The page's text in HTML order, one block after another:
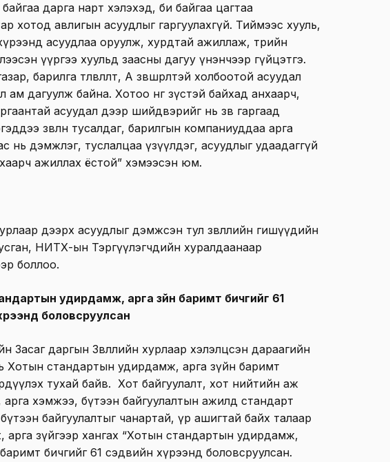
дарга нарт хэлэхэд, би байгаа цагтаа
хотод авлигын асуудлыг гаргуулахгүй. Тиймээс хууль,
асуудлаа оруулж, хурдтай ажиллаж, төрийн
үүргээ хуульд заасны дагуу үнэнчээр гүйцэтгэ.
барилга төлөвлөлт, А зөвшөөрөлтэй холбоотой асуудал
ам дагуулж байна. Хотоо өнгө зүстэй байхад анхаарч,
асуудал дээр шийдвэрийг нь зөв гаргаад
зөвлөн тусалдаг, барилгын компаниуддаа арга
нь дэмжлэг, туслалцаа үзүүлдэг, асуудлыг удаадаггүй
ажиллах ёстой” хэмээсэн юм.
дээрх асуудлыг дэмжсэн тул зөвлөлийн гишүүдийн
НИТХ-ын Тэргүүлэгчдийн хуралдаанаар
боллоо.
удирдамж, арга зүйн баримт бичгийг 61
боловсруулсан
Засаг даргын Зөвлөлийн хурлаар хэлэлцсэн дараагийн
Хотын стандартын удирдамж, арга зүйн баримт
тухай байв. Хот байгуулалт, хот нийтийн аж
арга хэмжээ, бүтээн байгуулалтын ажилд стандарт
байгуулалтыг чанартай, үр ашигтай байх талаар
арга зүйгээр хангах “Хотын стандартын удирдамж,
бичгийг 61 сэдвийн хүрээнд боловсруулсан.